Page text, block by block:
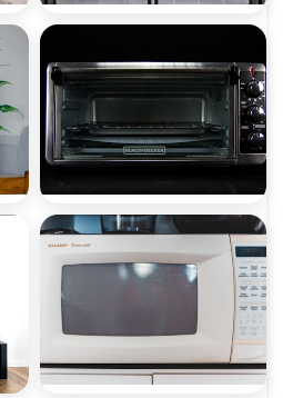
صيانة ثلاجات
صيانة ميكروويف